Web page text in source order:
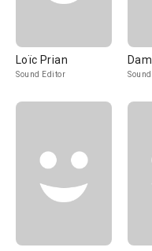
Loïc Prian
Sound Editor